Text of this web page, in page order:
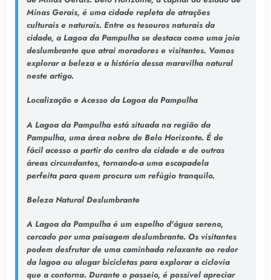
Minas Gerais, é uma cidade repleta de atrações
culturais e naturais. Entre os tesouros naturais da
cidade, a Lagoa da Pampulha se destaca como uma joia
deslumbrante que atrai moradores e visitantes. Vamos
explorar a beleza e a história dessa maravilha natural
neste artigo.
Localização e Acesso da Lagoa da Pampulha
A Lagoa da Pampulha está situada na região da
Pampulha, uma área nobre de Belo Horizonte. É de
fácil acesso a partir do centro da cidade e de outras
áreas circundantes, tornando-a uma escapadela
perfeita para quem procura um refúgio tranquilo.
Beleza Natural Deslumbrante
A Lagoa da Pampulha é um espelho d'água sereno,
cercado por uma paisagem deslumbrante. Os visitantes
podem desfrutar de uma caminhada relaxante ao redor
da lagoa ou alugar bicicletas para explorar a ciclovia
que a contorna. Durante o passeio, é possível apreciar